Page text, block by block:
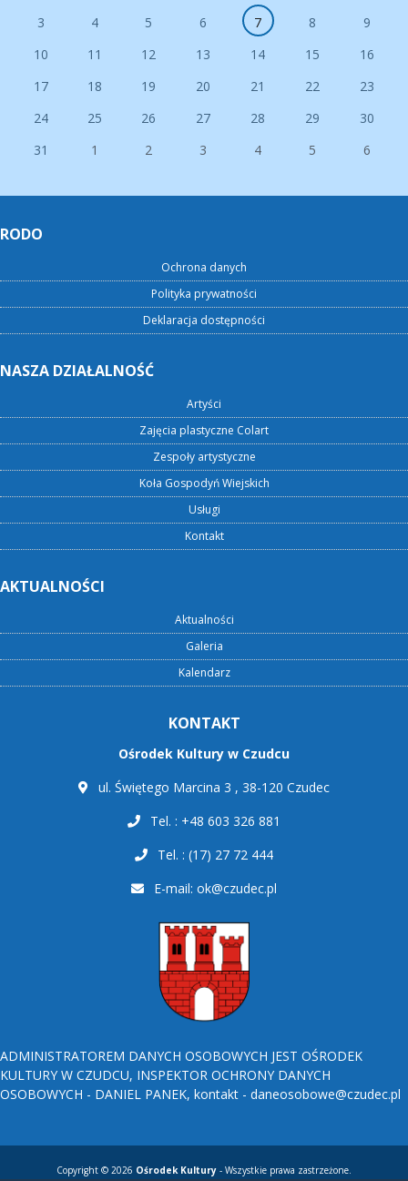
3
4 5 6 7 8
9
10
11 12 13 14 15
16
17
18 19 20 21 22
23
24
25 26 27 28 29
30
31
1 2 3 4 5 6
RODO
Ochrona danych
Polityka prywatności
Deklaracja dostępności
NASZA DZIAŁALNOŚĆ
Artyści
Zajęcia plastyczne Colart
Zespoły artystyczne
Koła Gospodyń Wiejskich
Usługi
Kontakt
AKTUALNOŚCI
Aktualności
Galeria
Kalendarz
KONTAKT
Ośrodek Kultury w Czudcu
ul. Świętego Marcina 3 , 38-120 Czudec
Tel. : +48 603 326 881
Tel. : (17) 27 72 444
E-mail: ok@czudec.pl
ADMINISTRATOREM DANYCH OSOBOWYCH JEST OŚRODEK
KULTURY W CZUDCU, INSPEKTOR OCHRONY DANYCH
OSOBOWYCH - DANIEL PANEK, kontakt - daneosobowe@czudec.pl
Copyright © 2026 Ośrodek Kultury - Wszystkie prawa zastrzeżone.